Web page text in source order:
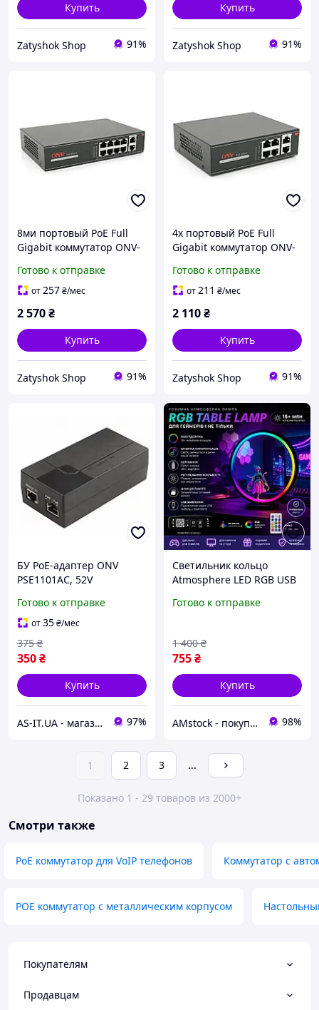
Купить
Zatyshok Shop 91%
Купить
Zatyshok Shop 91%
8ми портовый PoE Full
Gigabit коммутатор ONV-
2х1000 Мбит,
IEEE802.3af/at, общая
Готово к отправке
от257₴/мес
2 570₴
Купить
Zatyshok Shop 91%
4х портовый PoE Full
Gigabit коммутатор ONV-
2х1000 Мбит,
IEEE802.3af/at, общая
Готово к отправке
от211 ₴/мес
2 110₴
Купить
Zatyshok Shop 91%
БУ PoE-адаптер ONV
PSE1101AC, 52V
Готово к отправке
от35₴/мес
350₴
375 ₴
Купить
AS-IT.UA - магазин бу техніки і сервіс в Києві і по всій Україні 97%
Светильник кольцо
Atmosphere LED RGB USB
Готово к отправке
755₴
1 400 ₴
Купить
AMstock - покупки, що приносять задоволення! 98%
1 2 3 ...
Показано 1 - 29 товаров из 2000+
Смотри также
PoE коммутатор для VoIP телефонов Коммутатор с
POE коммутатор с металлическим корпусом
Покупателям
Продавцам